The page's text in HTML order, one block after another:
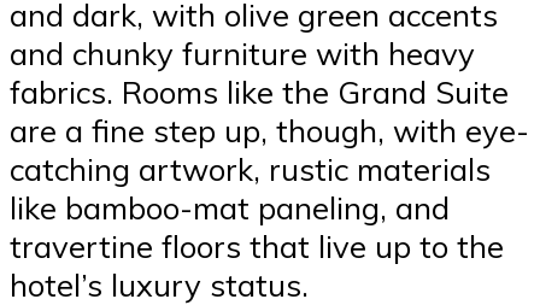
and dark, with olive green accents
and chunky furniture with heavy
fabrics. Rooms like the Grand Suite
are a fine step up, though, with eye-
catching artwork, rustic materials
like bamboo-mat paneling, and
travertine floors that live up to the
hotel’s luxury status.